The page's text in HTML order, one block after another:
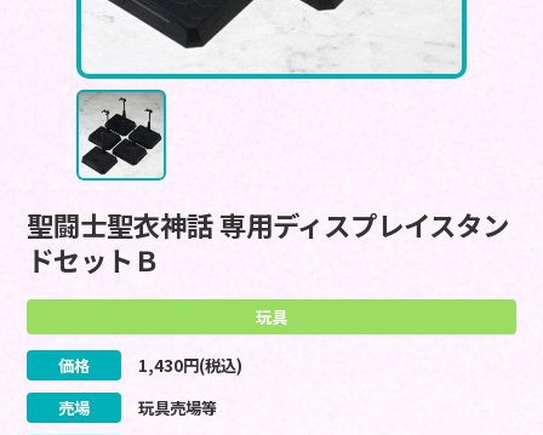
聖闘士聖衣神話 専用ディスプレイスタン
ドセットＢ
玩具
価格 1,430円(税込)
売場
玩具売場等